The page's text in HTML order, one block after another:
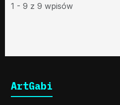
1 - 9 z 9 wpisów
ArtGabi